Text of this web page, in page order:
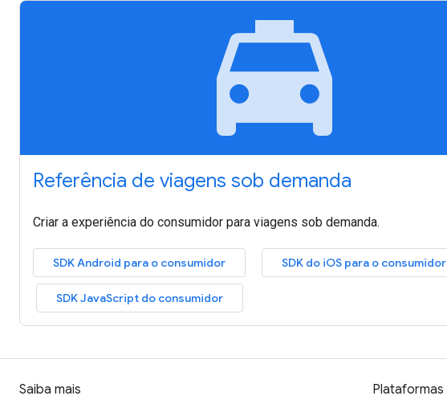
local_taxi
Referência de viagens sob demanda
Criar a experiência do consumidor para viagens sob demanda.
SDK Android para o consumidor SDK do iOS para o consumidor
SDK JavaScript do consumidor
Saiba mais Plataformas